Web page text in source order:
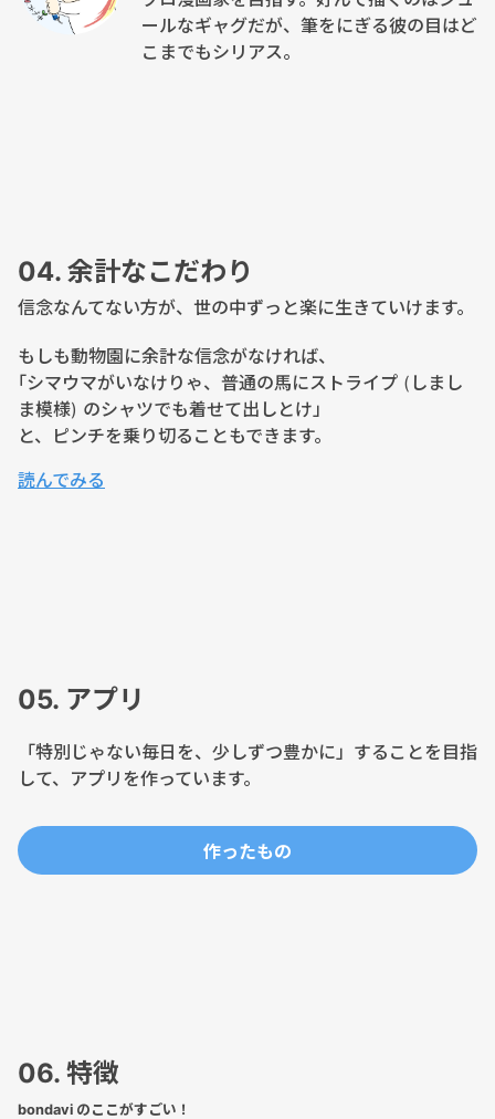
ールなギャグだが、筆をにぎる彼の目はど
こまでもシリアス。
04. 余計なこだわり
信念なんてない方が、世の中ずっと楽に生きていけます。
もしも動物園に余計な信念がなければ、
｢シマウマがいなけりゃ、普通の馬にストライプ (しまし
ま模様) のシャツでも着せて出しとけ」
と、ピンチを乗り切ることもできます。
読んでみる
05. アプリ
「特別じゃない毎日を、少しずつ豊かに」することを目指
して、アプリを作っています。
作ったもの
06. 特徴
bondavi のここがすごい！